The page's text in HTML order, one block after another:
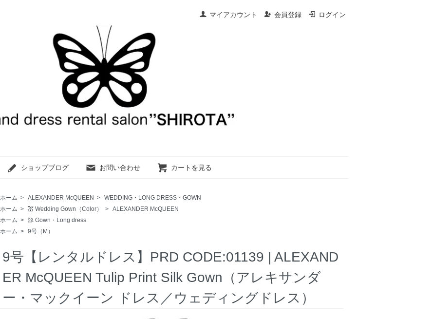
マイアカウント 会員登録 ログイン
ショップブログ お問い合わせ カートを見る
ホーム > ALEXANDER McQUEEN > WEDDING・LONG DRESS・GOWN
ホーム > 💒 Wedding Gown（Color） > ALEXANDER McQUEEN
ホーム > 🥻 Gown・Long dress
ホーム > 9号（M）
9号【レンタルドレス】PRD CODE:01139 | ALEXAND
ER McQUEEN Tulip Print Silk Gown（アレキサンダ
ー・マックイーン ドレス／ウェディングドレス）